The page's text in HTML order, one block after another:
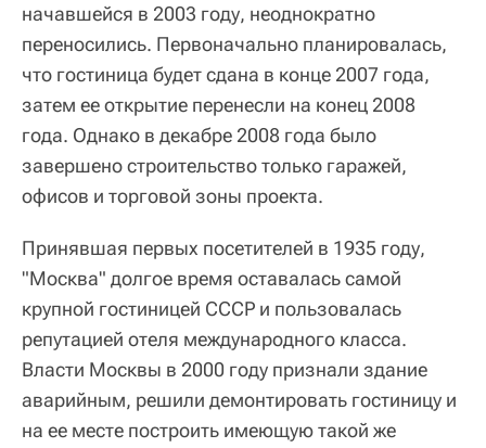
начавшейся в 2003 году, неоднократно
переносились. Первоначально планировалась,
что гостиница будет сдана в конце 2007 года,
затем ее открытие перенесли на конец 2008
года. Однако в декабре 2008 года было
завершено строительство только гаражей,
офисов и торговой зоны проекта.
Принявшая первых посетителей в 1935 году,
"Москва" долгое время оставалась самой
крупной гостиницей СССР и пользовалась
репутацией отеля международного класса.
Власти Москвы в 2000 году признали здание
аварийным, решили демонтировать гостиницу и
на ее месте построить имеющую такой же